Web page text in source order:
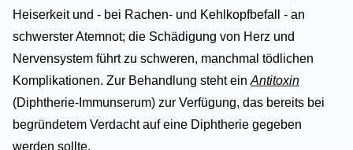
Heiserkeit und - bei Rachen- und Kehlkopfbefall - an
schwerster Atemnot; die Schädigung von Herz und
Nervensystem führt zu schweren, manchmal tödlichen
Komplikationen. Zur Behandlung steht ein Antitoxin
(Diphtherie-Immunserum) zur Verfügung, das bereits bei
begründetem Verdacht auf eine Diphtherie gegeben
werden sollte.